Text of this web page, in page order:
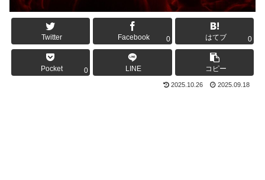
Twitter Facebook 0 はてブ 0
Pocket 0 LINE コピー
2025.10.26 2025.09.18